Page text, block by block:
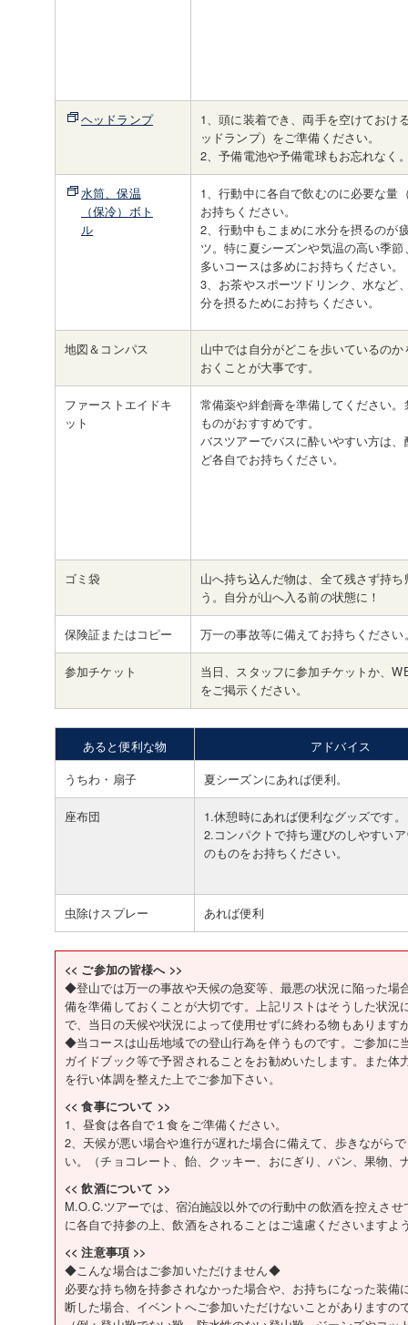
ヘッドランプ
1、頭に装着でき、両手を空けておけ
ッドランプ）をご準備ください。
2、予備電池や予備電球もお忘れなく
水筒、保温
（保冷）ボト
ル
1、行動中に各自で飲むのに必要な量
お持ちください。
2、行動中もこまめに水分を摂るのが
ツ。特に夏シーズンや気温の高い季
多いコースは多めにお持ちください。
3、お茶やスポーツドリンク、水など
分を摂るためにお持ちください。
地図＆コンパス
山中では自分がどこを歩いているの
おくことが大事です。
ファーストエイドキ
ット
常備薬や絆創膏を準備してください
ものがおすすめです。
バスツアーでバスに酔いやすい方は
ど各自でお持ちください。
ゴミ袋
山へ持ち込んだ物は、全て残さず持
う。自分が山へ入る前の状態に！
保険証またはコピー 万一の事故等に備えてお持ちください
参加チケット
当日、スタッフに参加チケットか、
をご掲示ください。
あると便利な物
アドバイス
うちわ・扇子
夏シーズンにあれば便利。
座布団
1.休憩時にあれば便利なグッズです。
2.コンパクトで持ち運びのしやすい
のものをお持ちください。
虫除けスプレー あれば便利
<< ご参加の皆様へ >>
◆登山では万一の事故や天候の急変等、最悪の状況に陥った場
備を準備しておくことが大切です。上記リストはそうした状況
で、当日の天候や状況によって使用せずに終わる物もあります
◆当コースは山岳地域での登山行為を伴うものです。ご参加に
ガイドブック等で予習されることをお勧めいたします。また
を行い体調を整えた上でご参加下さい。
<< 食事について >>
1、昼食は各自で１食をご準備ください。
2、天候が悪い場合や進行が遅れた場合に備えて、歩きながら
い。（チョコレート、飴、クッキー、おにぎり、パン、果物、
<< 飲酒について >>
M.O.C.ツアーでは、宿泊施設以外での行動中の飲酒を控えさ
に各自で持参の上、飲酒をされることはご遠慮くださいますよ
<< 注意事項 >>
◆こんな場合はご参加いただけません◆
必要な持ち物を持参されなかった場合や、お持ちになった装
断した場合、イベントへご参加いただけないことがありますの